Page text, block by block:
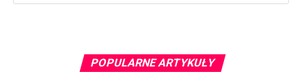
POPULARNE ARTYKUŁY